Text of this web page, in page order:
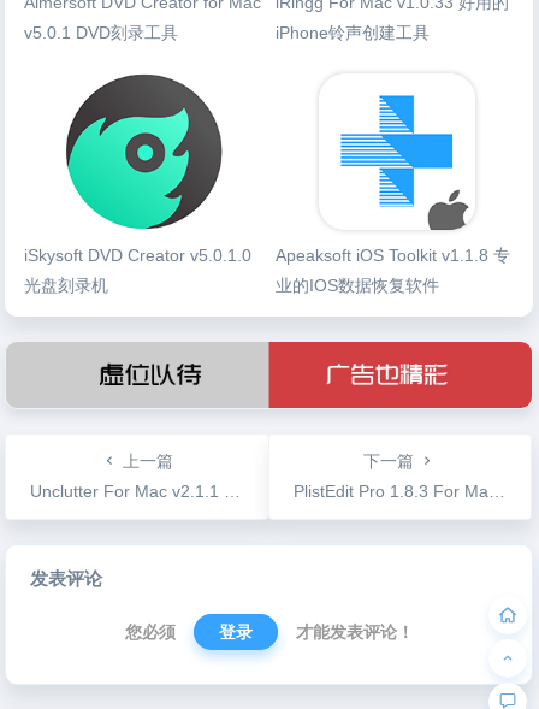
v5.0.1 DVD刻录工具
iPhone铃声创建工具
iSkysoft DVD Creator v5.0.1.0
光盘刻录机
Apeaksoft iOS Toolkit v1.1.8 专
业的IOS数据恢复软件
上一篇
Unclutter For Mac v2.1.1 速记、剪切板可视化管理
下一篇
PlistEdit Pro 1.8.3 For Mac | Plist文件编辑器附
发表评论
您必须 登录 才能发表评论！